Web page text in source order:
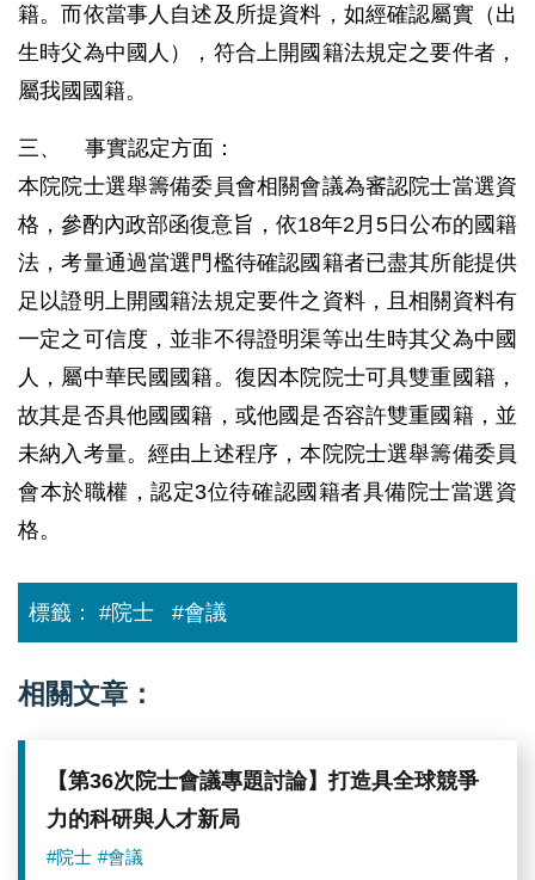
籍。而依當事人自述及所提資料，如經確認屬實（出
生時父為中國人），符合上開國籍法規定之要件者，
屬我國國籍。
三、 事實認定方面：
本院院士選舉籌備委員會相關會議為審認院士當選資
格，參酌內政部函復意旨，依18年2月5日公布的國籍
法，考量通過當選門檻待確認國籍者已盡其所能提供
足以證明上開國籍法規定要件之資料，且相關資料有
一定之可信度，並非不得證明渠等出生時其父為中國
人，屬中華民國國籍。復因本院院士可具雙重國籍，
故其是否具他國國籍，或他國是否容許雙重國籍，並
未納入考量。經由上述程序，本院院士選舉籌備委員
會本於職權，認定3位待確認國籍者具備院士當選資
格。
標籤： #院士 #會議
相關文章：
【第36次院士會議專題討論】打造具全球競爭
力的科研與人才新局
#院士 #會議